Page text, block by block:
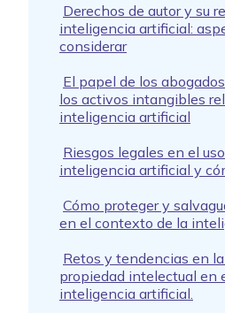
Derechos de autor y su
inteligencia artificial:
considerar
El papel de los
los activos intangibles
inteligencia artificial
Riesgos legales en el
inteligencia artificial y
Cómo proteger y
en el contexto de la
Retos y tendencias en
propiedad intelectual en
inteligencia artificial.